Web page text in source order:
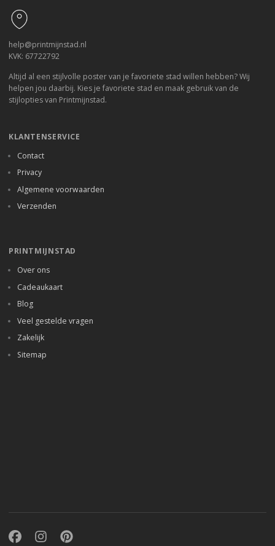
help@printmijnstad.nl
KVK: 67722792
Altijd al een stijlvolle poster van je favoriete stad willen hebben? Wij
helpen jou daarbij. Kies je favoriete stad en maak gebruik van de
stijlopties van Printmijnstad.
KLANTENSERVICE
Contact
Privacy
Algemene voorwaarden
Verzenden
PRINTMIJNSTAD
Over ons
Cadeaukaart
Blog
Veel gestelde vragen
Zakelijk
Sitemap
FacebookInstagramPinterest